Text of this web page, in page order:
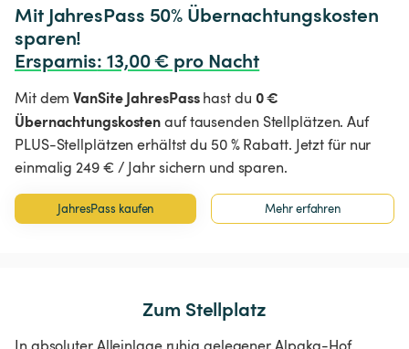
Mit JahresPass 50% Übernachtungskosten
Ersparnis: 13,00 € pro Nacht
Mit demVanSite JahresPasshast du 0 €
Übernachtungskostenauf tausenden Stellplätzen. Auf
PLUS-Stellplätzen erhältst du 50 % Rabatt. Jetzt für nur
einmalig 249 € / Jahr sichern und sparen.
JahresPass kaufen Mehr erfahren
Zum Stellplatz